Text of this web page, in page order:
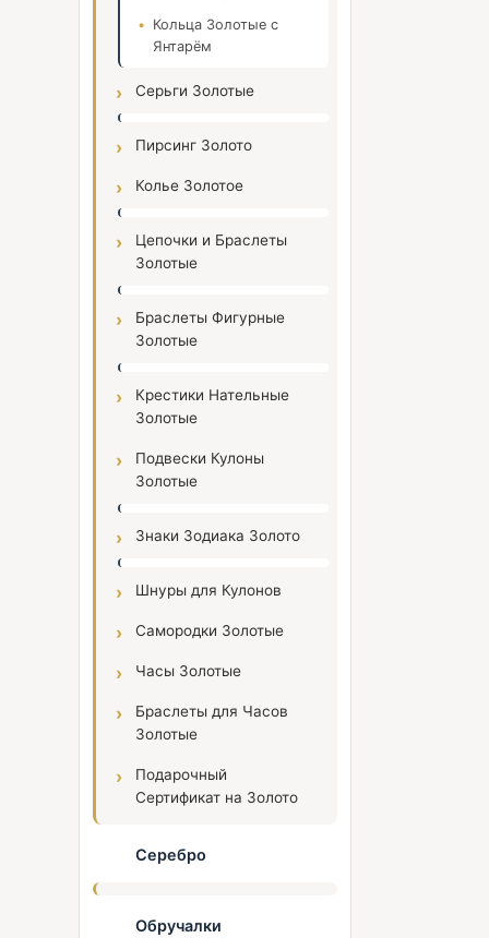
Кольца Золотые с
Янтарём
Серьги Золотые
Пирсинг Золото
Колье Золотое
Цепочки и Браслеты
Золотые
Браслеты Фигурные
Золотые
Крестики Нательные
Золотые
Подвески Кулоны
Золотые
Знаки Зодиака Золото
Шнуры для Кулонов
Самородки Золотые
Часы Золотые
Браслеты для Часов
Золотые
Подарочный
Сертификат на Золото
Серебро
Обручалки